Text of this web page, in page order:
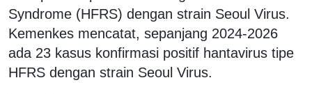
Syndrome (HFRS) dengan strain Seoul Virus.
Kemenkes mencatat, sepanjang 2024-2026
ada 23 kasus konfirmasi positif hantavirus tipe
HFRS dengan strain Seoul Virus.